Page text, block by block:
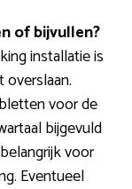
of bijvullen?
installatie is
overslaan.
voor de
bijgevuld
voor
Eventueel